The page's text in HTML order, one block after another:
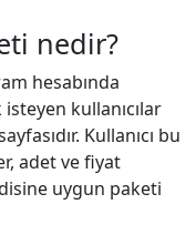
nedir?
hesabında
kullanıcılar
Kullanıcı bu
adet ve fiyat
uygun paketi